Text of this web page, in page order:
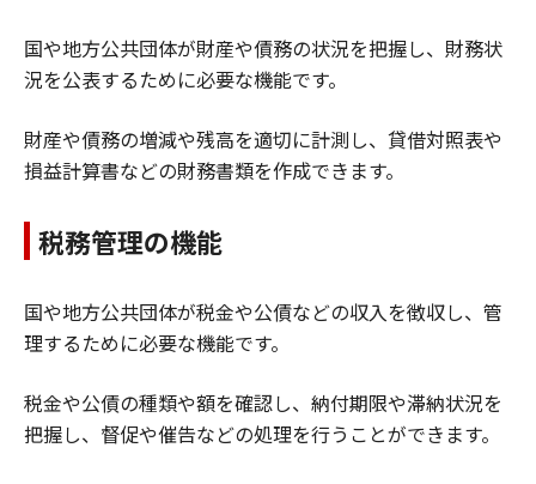
国や地方公共団体が財産や債務の状況を把握し、財務状
況を公表するために必要な機能です。
財産や債務の増減や残高を適切に計測し、貸借対照表や
損益計算書などの財務書類を作成できます。
税務管理の機能
国や地方公共団体が税金や公債などの収入を徴収し、管
理するために必要な機能です。
税金や公債の種類や額を確認し、納付期限や滞納状況を
把握し、督促や催告などの処理を行うことができます。